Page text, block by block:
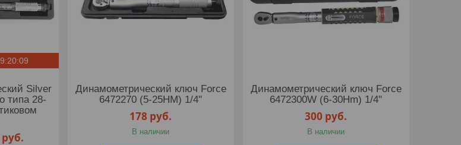
Silver
типа 28-
руб.
Динамометрический ключ Force
6472270 (5-25НМ) 1/4"
178 руб.
В наличии
Динамометрический ключ Force
6472300W (6-30Нm) 1/4"
300 руб.
В наличии